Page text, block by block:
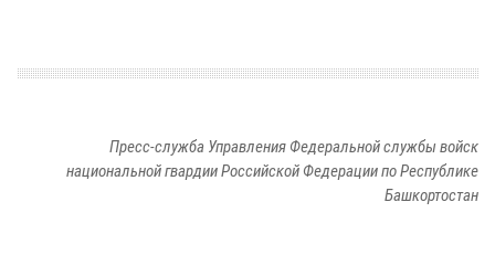
Пресс-служба Управления Федеральной службы войск
национальной гвардии Российской Федерации по Республике
Башкортостан